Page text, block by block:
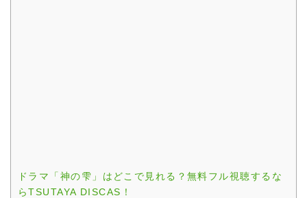
ドラマ「神の雫」はどこで見れる？無料フル視聴するな
らTSUTAYA DISCAS！